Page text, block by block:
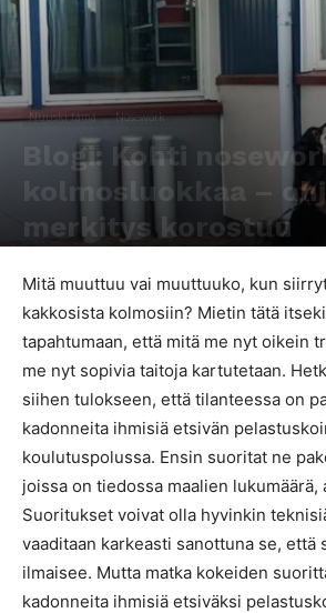
Nuuski tämä Nosework
Blogi: Kohti
kolmosluokkaa –
merkitys korostuu
Mitä muuttuu vai muuttuuko, kun
kakkosista kolmosiin? Mietin tätä
tapahtumaan, että mitä me nyt oikein
me nyt sopivia taitoja kartutetaan.
siihen tulokseen, että tilanteessa on
kadonneita ihmisiä etsivän
koulutuspolussa. Ensin suoritat ne
joissa on tiedossa maalien lukumäärä,
Suoritukset voivat olla hyvinkin
vaaditaan karkeasti sanottuna se, että
ilmaisee. Mutta matka kokeiden
kadonneita ihmisiä etsiväksi